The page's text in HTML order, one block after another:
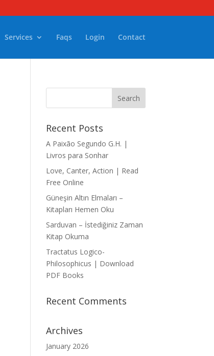
Services Faqs Login Contact
Recent Posts
A Paixão Segundo G.H. |
Livros para Sonhar
Love, Canter, Action | Read
Free Online
Güneşin Altın Elmaları –
Kitapları Hemen Oku
Sarduvan – İstediğiniz Zaman
Kitap Okuma
Tractatus Logico-
Philosophicus | Download
PDF Books
Recent Comments
Archives
January 2026